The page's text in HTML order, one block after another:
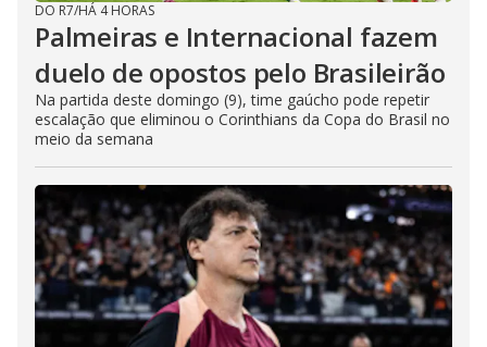
DO R7/HÁ 4 HORAS
Palmeiras e Internacional fazem
duelo de opostos pelo Brasileirão
Na partida deste domingo (9), time gaúcho pode repetir
escalação que eliminou o Corinthians da Copa do Brasil no
meio da semana